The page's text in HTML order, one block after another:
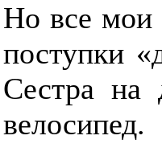
Но все мои
поступки
Сестра на